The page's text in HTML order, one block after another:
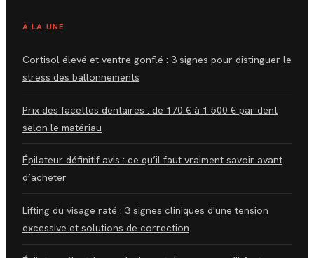
À LA UNE
Cortisol élevé et ventre gonflé : 3 signes pour distinguer le
stress des ballonnements
Prix des facettes dentaires : de 170 € à 1 500 € par dent
selon le matériau
Épilateur définitif avis : ce qu’il faut vraiment savoir avant
d’acheter
Lifting du visage raté : 3 signes cliniques d'une tension
excessive et solutions de correction